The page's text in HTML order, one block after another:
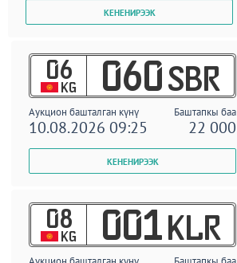
06
KG 060 SBR
Аукцион башталган күнү Баштапкы баа
10.08.2026 09:25 22 000
08
KG 001 KLR